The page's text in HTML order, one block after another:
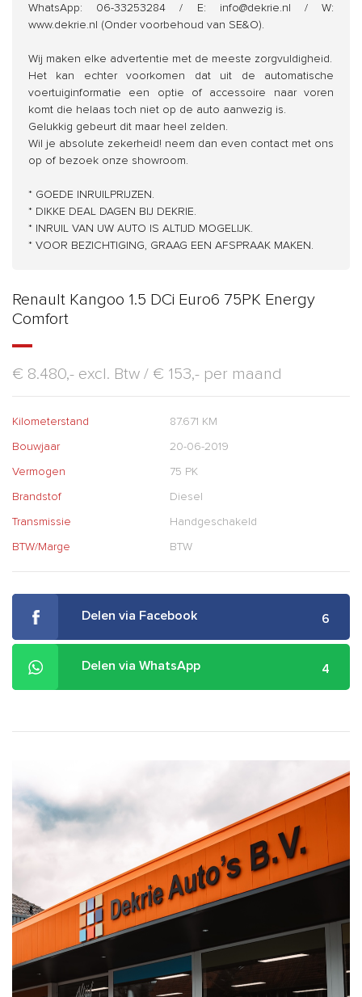
WhatsApp: 06-33253284 / E: info@dekrie.nl / W:
www.dekrie.nl (Onder voorbehoud van SE&O).
Wij maken elke advertentie met de meeste zorgvuldigheid.
Het kan echter voorkomen dat uit de automatische
voertuiginformatie een optie of accessoire naar voren
komt die helaas toch niet op de auto aanwezig is.
Gelukkig gebeurt dit maar heel zelden.
Wil je absolute zekerheid! neem dan even contact met ons
op of bezoek onze showroom.
* GOEDE INRUILPRIJZEN.
* DIKKE DEAL DAGEN BIJ DEKRIE.
* INRUIL VAN UW AUTO IS ALTIJD MOGELIJK.
* VOOR BEZICHTIGING, GRAAG EEN AFSPRAAK MAKEN.
Renault Kangoo 1.5 DCi Euro6 75PK Energy
Comfort
€ 8.480,- excl. Btw / € 153,- per maand
Kilometerstand
87.671 KM
Bouwjaar
20-06-2019
Vermogen
75 PK
Brandstof
Diesel
Transmissie
Handgeschakeld
BTW/Marge
BTW
Delen via Facebook 6
Delen via WhatsApp 4